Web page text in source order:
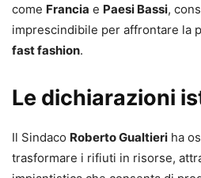
come Francia e Paesi Bassi,
imprescindibile per affrontare la
fast fashion.
Le dichiarazioni
Il Sindaco Roberto Gualtieri ha
trasformare i rifiuti in risorse,